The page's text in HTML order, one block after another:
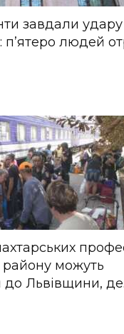
завдали
п’ятеро людей
району можуть
Львівщини,